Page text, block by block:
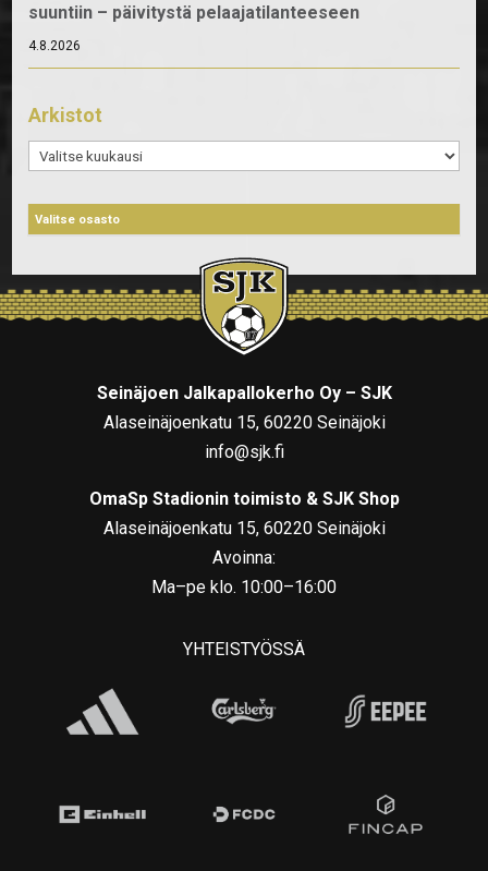
suuntiin – päivitystä pelaajatilanteeseen
4.8.2026
Arkistot
Arkistot
Seinäjoen Jalkapallokerho Oy – SJK
Alaseinäjoenkatu 15, 60220 Seinäjoki
info@sjk.fi
OmaSp Stadionin toimisto & SJK Shop
Alaseinäjoenkatu 15, 60220 Seinäjoki
Avoinna:
Ma–pe klo. 10:00–16:00
YHTEISTYÖSSÄ